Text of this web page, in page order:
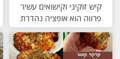
קיש זוקיני וקישואים עשיר
פרווה הוא אופציה נהדרת